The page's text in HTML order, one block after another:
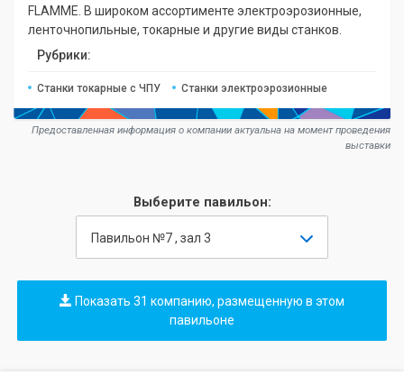
FLAMME. В широком ассортименте электроэрозионные,
ленточнопильные, токарные и другие виды станков.
Рубрики:
Станки токарные с ЧПУ Станки электроэрозионные
Предоставленная информация о компании актуальна на момент проведения
выставки
Выберите павильон:
Павильон №7 , зал 3
Показать 31 компанию, размещенную в этом
павильоне